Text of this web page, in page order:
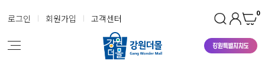
로그인 회원가입 고객센터 0